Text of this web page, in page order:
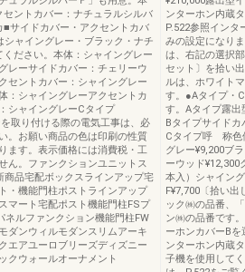
ントカバー：ナチュラルシルバ
サイドカバー・アクセントカバ
ャイングレー・ブラック・ナチ
ださい。本体：シャイングレー
レーサイドカバー：チェリーウ
セントカバー：シャイングレー
：シャイングレーアクセントカ
シャイングレーCタイプ
取り付ける際の電気工事は、必
。お願い商品の色は印刷の性質
ます。表示価格には消費税・工
ん。ファンクションユニットス
商品宅配ボックスラインアップ宅
・機能門柱ポストラインアップ
マート宅配ポスト機能門柱FSプ
ネルファンクション機能門柱FW
ダンウィルモダンスリムアーキ
エアユーロブリーズディズニー
クウォールオーナメント
ンターホン内蔵
P.522参照インタ
みの設定になり
は、右記の選択
セット〕を拾い
ルは、ホワイト
す。●Aタイプ・
す。Aタイプ露出
Bタイプサイド
Cタイプ呼 称色
グレー¥9,200ブ
ーウッド¥12,300
本入）シャイン
F¥7,700〔拾い
ック㈱の品番、
ン㈱の品番です
ーホンカバーB
ンターホン内蔵
子機を使用して